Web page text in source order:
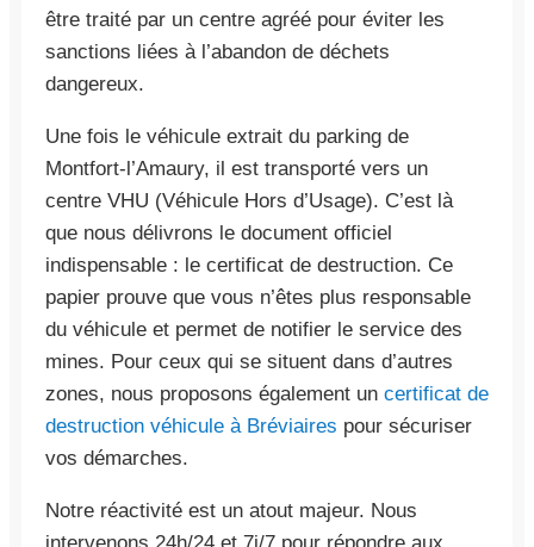
être traité par un centre agréé pour éviter les
sanctions liées à l’abandon de déchets
dangereux.
Une fois le véhicule extrait du parking de
Montfort-l’Amaury, il est transporté vers un
centre VHU (Véhicule Hors d’Usage). C’est là
que nous délivrons le document officiel
indispensable : le certificat de destruction. Ce
papier prouve que vous n’êtes plus responsable
du véhicule et permet de notifier le service des
mines. Pour ceux qui se situent dans d’autres
zones, nous proposons également un certificat de
destruction véhicule à Bréviaires pour sécuriser
vos démarches.
Notre réactivité est un atout majeur. Nous